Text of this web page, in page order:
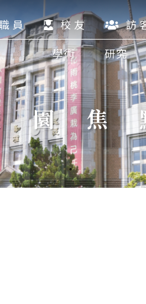
員 校友 訪
學術
研究
園